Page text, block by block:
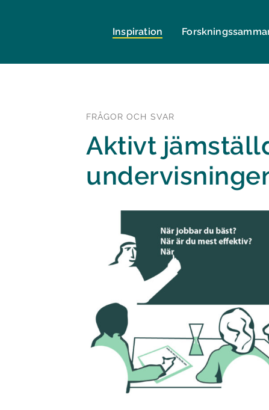
Inspiration
FRÅGOR OCH SVAR
Aktivt